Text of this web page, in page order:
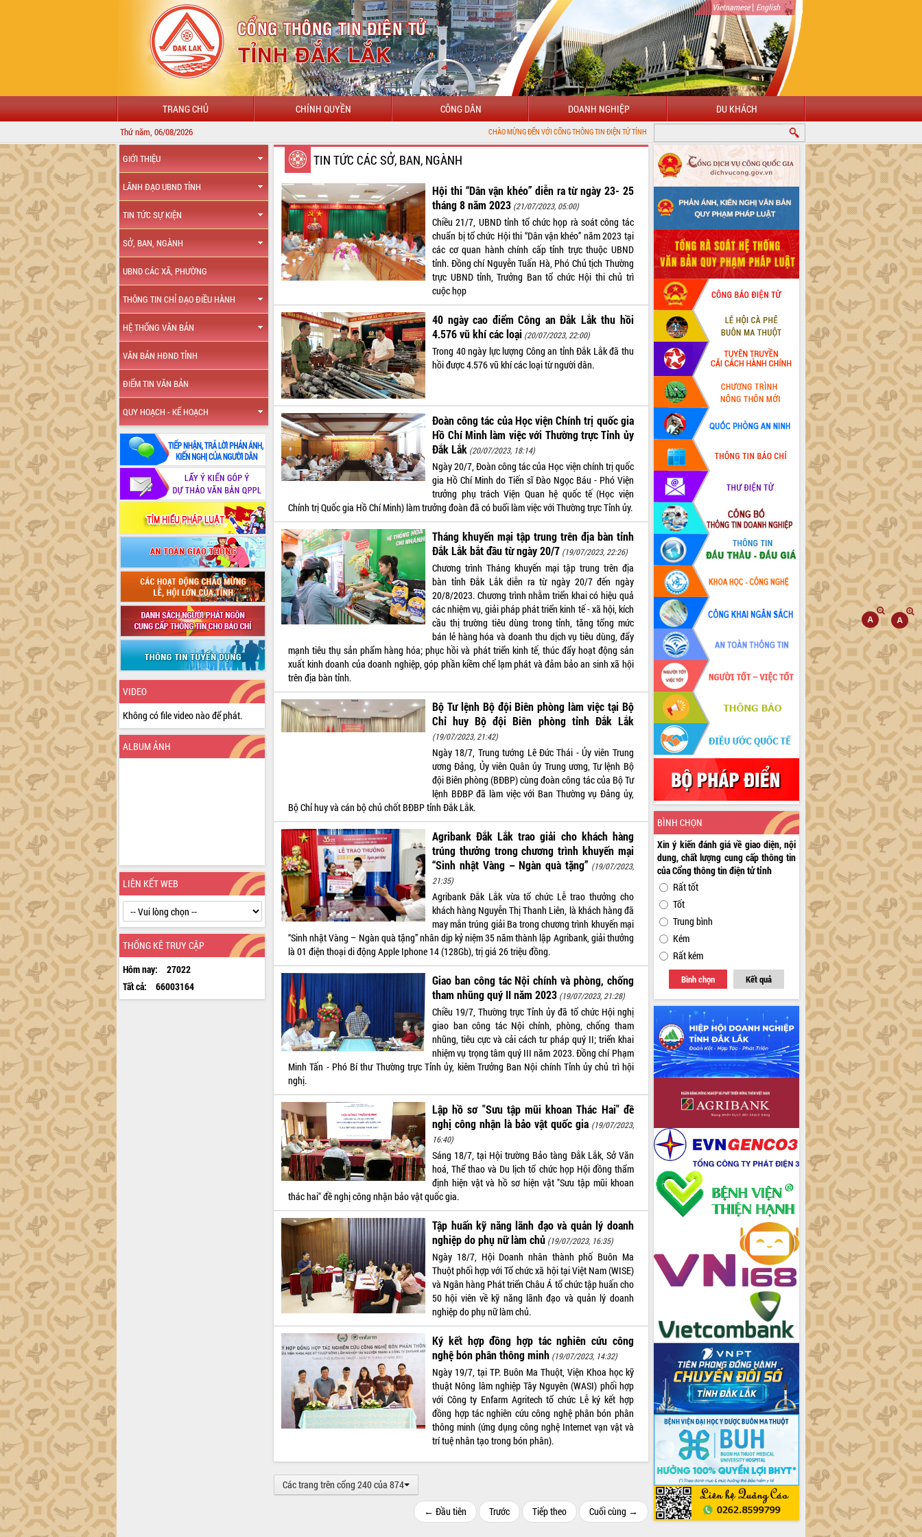
Vietnamese| English
TRANG CHỦ CHÍNH QUYỀN CÔNG DÂN DOANH NGHIỆP DU KHÁCH
Thứ năm, 06/08/2026 CHÀO MỪNG ĐẾN VỚI CỔNG THÔNG TIN ĐIỆN TỬ TỈNH ĐẮK LẮK
GIỚI THIỆU
LÃNH ĐẠO UBND TỈNH
TIN TỨC SỰ KIỆN
SỞ, BAN, NGÀNH
UBND CÁC XÃ, PHƯỜNG
THÔNG TIN CHỈ ĐẠO ĐIỀU HÀNH
HỆ THỐNG VĂN BẢN
VĂN BẢN HĐND TỈNH
ĐIỂM TIN VĂN BẢN
QUY HOẠCH - KẾ HOẠCH
VIDEO
Không có file video nào để phát.
ALBUM ẢNH
LIÊN KẾT WEB
THỐNG KÊ TRUY CẬP
Hôm nay:
27022
Tất cả:
66003164
TIN TỨC CÁC SỞ, BAN, NGÀNH
Hội thi “Dân vận khéo” diễn ra từ ngày 23- 25
tháng 8 năm 2023 (21/07/2023, 05:00)
Chiều 21/7, UBND tỉnh tổ chức họp rà soát công tác
chuẩn bị tổ chức Hội thi “Dân vận khéo” năm 2023 tại
các cơ quan hành chính cấp tỉnh trực thuộc UBND
tỉnh. Đồng chí Nguyễn Tuấn Hà, Phó Chủ tịch Thường
trực UBND tỉnh, Trưởng Ban tổ chức Hội thi chủ trì
cuộc họp
40 ngày cao điểm Công an Đắk Lắk thu hồi
4.576 vũ khí các loại (20/07/2023, 22:00)
Trong 40 ngày lực lượng Công an tỉnh Đắk Lắk đã thu
hồi được 4.576 vũ khí các loại từ người dân.
Đoàn công tác của Học viện Chính trị quốc gia
Hồ Chí Minh làm việc với Thường trực Tỉnh ủy
Đắk Lắk (20/07/2023, 18:14)
Ngày 20/7, Đoàn công tác của Học viện chính trị quốc
gia Hồ Chí Minh do Tiến sĩ Đào Ngọc Báu - Phó Viện
trưởng phụ trách Viện Quan hệ quốc tế (Học viện
Chính trị Quốc gia Hồ Chí Minh) làm trưởng đoàn đã có buổi làm việc với Thường trực Tỉnh ủy.
Tháng khuyến mại tập trung trên địa bàn tỉnh
Đắk Lắk bắt đầu từ ngày 20/7 (19/07/2023, 22:26)
Chương trình Tháng khuyến mại tập trung trên địa
bàn tỉnh Đắk Lắk diễn ra từ ngày 20/7 đến ngày
20/8/2023. Chương trình nhằm triển khai có hiệu quả
các nhiệm vụ, giải pháp phát triển kinh tế - xã hội, kích
cầu thị trường tiêu dùng trong tỉnh, tăng tổng mức
bán lẻ hàng hóa và doanh thu dịch vụ tiêu dùng, đẩy
mạnh tiêu thụ sản phẩm hàng hóa; phục hồi và phát triển kinh tế, thúc đẩy hoạt động sản
xuất kinh doanh của doanh nghiệp, góp phần kiềm chế lạm phát và đảm bảo an sinh xã hội
trên địa bàn tỉnh.
Bộ Tư lệnh Bộ đội Biên phòng làm việc tại Bộ
Chỉ huy Bộ đội Biên phòng tỉnh Đắk Lắk
(19/07/2023, 21:42)
Ngày 18/7, Trung tướng Lê Đức Thái - Ủy viên Trung
ương Đảng, Ủy viên Quân ủy Trung ương, Tư lệnh Bộ
đội Biên phòng (BĐBP) cùng đoàn công tác của Bộ Tư
lệnh BĐBP đã làm việc với Ban Thường vụ Đảng ủy,
Bộ Chỉ huy và cán bộ chủ chốt BĐBP tỉnh Đắk Lắk.
Agribank Đắk Lắk trao giải cho khách hàng
trúng thưởng trong chương trình khuyến mại
“Sinh nhật Vàng – Ngàn quà tặng” (19/07/2023,
21:35)
Agribank Đắk Lắk vừa tổ chức Lễ trao thưởng cho
khách hàng Nguyễn Thị Thanh Liên, là khách hàng đã
may mắn trúng giải Ba trong chương trình khuyến mại
“Sinh nhật Vàng – Ngàn quà tặng” nhân dịp kỷ niệm 35 năm thành lập Agribank, giải thưởng
là 01 điện thoại di động Apple Iphone 14 (128Gb), trị giá 26 triệu đồng.
Giao ban công tác Nội chính và phòng, chống
tham nhũng quý II năm 2023 (19/07/2023, 21:28)
Chiều 19/7, Thường trực Tỉnh ủy đã tổ chức Hội nghị
giao ban công tác Nội chính, phòng, chống tham
nhũng, tiêu cực và cải cách tư pháp quý II; triển khai
nhiệm vụ trọng tâm quý III năm 2023. Đồng chí Phạm
Minh Tấn - Phó Bí thư Thường trực Tỉnh ủy, kiêm Trưởng Ban Nội chính Tỉnh ủy chủ trì hội
nghị.
Lập hồ sơ "Sưu tập mũi khoan Thác Hai" đề
nghị công nhận là bảo vật quốc gia (19/07/2023,
16:40)
Sáng 18/7, tại Hội trường Bảo tàng Đắk Lắk, Sở Văn
hoá, Thể thao và Du lịch tổ chức họp Hội đồng thẩm
định hiện vật và hồ sơ hiện vật "Sưu tập mũi khoan
thác hai" đề nghị công nhận bảo vật quốc gia.
Tập huấn kỹ năng lãnh đạo và quản lý doanh
nghiệp do phụ nữ làm chủ (19/07/2023, 16:35)
Ngày 18/7, Hội Doanh nhân thành phố Buôn Ma
Thuột phối hợp với Tổ chức xã hội tại Việt Nam (WISE)
và Ngân hàng Phát triển Châu Á tổ chức tập huấn cho
50 hội viên về kỹ năng lãnh đạo và quản lý doanh
nghiệp do phụ nữ làm chủ.
Ký kết hợp đồng hợp tác nghiên cứu công
nghệ bón phân thông minh (19/07/2023, 14:32)
Ngày 19/7, tại TP. Buôn Ma Thuột, Viện Khoa học kỹ
thuật Nông lâm nghiệp Tây Nguyên (WASI) phối hợp
với Công ty Enfarm Agritech tổ chức Lễ ký kết hợp
đồng hợp tác nghiên cứu công nghệ phân bón phân
thông minh (ứng dụng công nghệ Internet vạn vật và
trí tuệ nhân tạo trong bón phân).
Các trang trên cổng 240 của 874
← Đầu tiên Trước Tiếp theo Cuối cùng →
BÌNH CHỌN
Xin ý kiến đánh giá về giao diện, nội
dung, chất lượng cung cấp thông tin
của Cổng thông tin điện tử tỉnh
Rất tốt
Tốt
Trung bình
Kém
Rất kém
Bình chọn Kết quả